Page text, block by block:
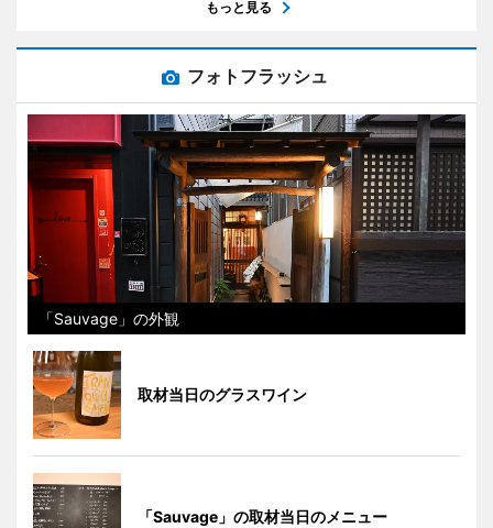
もっと見る
フォトフラッシュ
「Sauvage」の外観
取材当日のグラスワイン
「Sauvage」の取材当日のメニュー